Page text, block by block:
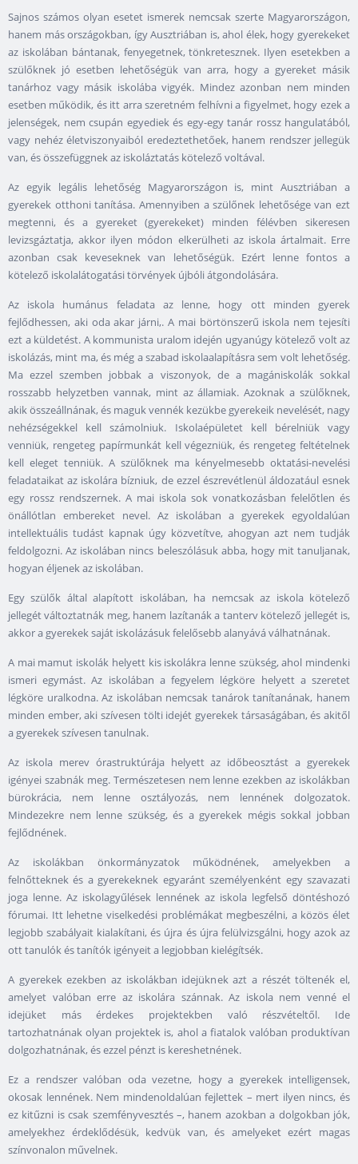
Sajnos számos olyan esetet ismerek nemcsak szerte Magyarországon,
hanem más országokban, így Ausztriában is, ahol élek, hogy gyerekeket
az iskolában bántanak, fenyegetnek, tönkretesznek. Ilyen esetekben a
szülőknek jó esetben lehetőségük van arra, hogy a gyereket másik
tanárhoz vagy másik iskolába vigyék. Mindez azonban nem minden
esetben működik, és itt arra szeretném felhívni a figyelmet, hogy ezek a
jelenségek, nem csupán egyediek és egy-egy tanár rossz hangulatából,
vagy nehéz életviszonyaiból eredeztethetőek, hanem rendszer jellegük
van, és összefüggnek az iskoláztatás kötelező voltával.
Az egyik legális lehetőség Magyarországon is, mint Ausztriában a
gyerekek otthoni tanítása. Amennyiben a szülőnek lehetősége van ezt
megtenni, és a gyereket (gyerekeket) minden félévben sikeresen
levizsgáztatja, akkor ilyen módon elkerülheti az iskola ártalmait. Erre
azonban csak keveseknek van lehetőségük. Ezért lenne fontos a
kötelező iskolalátogatási törvények újbóli átgondolására.
Az iskola humánus feladata az lenne, hogy ott minden gyerek
fejlődhessen, aki oda akar járni,. A mai börtönszerű iskola nem tejesíti
ezt a küldetést. A kommunista uralom idején ugyanúgy kötelező volt az
iskolázás, mint ma, és még a szabad iskolaalapításra sem volt lehetőség.
Ma ezzel szemben jobbak a viszonyok, de a magániskolák sokkal
rosszabb helyzetben vannak, mint az államiak. Azoknak a szülőknek,
akik összeállnának, és maguk vennék kezükbe gyerekeik nevelését, nagy
nehézségekkel kell számolniuk. Iskolaépületet kell bérelniük vagy
venniük, rengeteg papírmunkát kell végezniük, és rengeteg feltételnek
kell eleget tenniük. A szülőknek ma kényelmesebb oktatási-nevelési
feladataikat az iskolára bízniuk, de ezzel észrevétlenül áldozatául esnek
egy rossz rendszernek. A mai iskola sok vonatkozásban felelőtlen és
önállótlan embereket nevel. Az iskolában a gyerekek egyoldalúan
intellektuális tudást kapnak úgy közvetítve, ahogyan azt nem tudják
feldolgozni. Az iskolában nincs beleszólásuk abba, hogy mit tanuljanak,
hogyan éljenek az iskolában.
Egy szülők által alapított iskolában, ha nemcsak az iskola kötelező
jellegét változtatnák meg, hanem lazítanák a tanterv kötelező jellegét is,
akkor a gyerekek saját iskolázásuk felelősebb alanyává válhatnának.
A mai mamut iskolák helyett kis iskolákra lenne szükség, ahol mindenki
ismeri egymást. Az iskolában a fegyelem légköre helyett a szeretet
légköre uralkodna. Az iskolában nemcsak tanárok tanítanának, hanem
minden ember, aki szívesen tölti idejét gyerekek társaságában, és akitől
a gyerekek szívesen tanulnak.
Az iskola merev órastruktúrája helyett az időbeosztást a gyerekek
igényei szabnák meg. Természetesen nem lenne ezekben az iskolákban
bürokrácia, nem lenne osztályozás, nem lennének dolgozatok.
Mindezekre nem lenne szükség, és a gyerekek mégis sokkal jobban
fejlődnének.
Az iskolákban önkormányzatok működnének, amelyekben a
felnőtteknek és a gyerekeknek egyaránt személyenként egy szavazati
joga lenne. Az iskolagyűlések lennének az iskola legfelső döntéshozó
fórumai. Itt lehetne viselkedési problémákat megbeszélni, a közös élet
legjobb szabályait kialakítani, és újra és újra felülvizsgálni, hogy azok az
ott tanulók és tanítók igényeit a legjobban kielégítsék.
A gyerekek ezekben az iskolákban idejüknek azt a részét töltenék el,
amelyet valóban erre az iskolára szánnak. Az iskola nem venné el
idejüket más érdekes projektekben való részvételtől. Ide
tartozhatnának olyan projektek is, ahol a fiatalok valóban produktívan
dolgozhatnának, és ezzel pénzt is kereshetnének.
Ez a rendszer valóban oda vezetne, hogy a gyerekek intelligensek,
okosak lennének. Nem mindenoldalúan fejlettek – mert ilyen nincs, és
ez kitűzni is csak szemfényvesztés –, hanem azokban a dolgokban jók,
amelyekhez érdeklődésük, kedvük van, és amelyeket ezért magas
színvonalon művelnek.